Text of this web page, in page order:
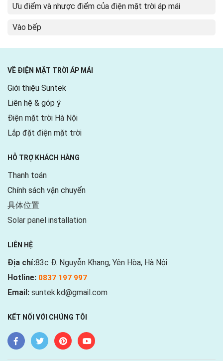
Ưu điểm và nhược điểm của điện mặt trời áp mái
Vào bếp
VỀ ĐIỆN MẶT TRỜI ÁP MÁI
Giới thiệu Suntek
Liên hệ & góp ý
Điện mặt trời Hà Nội
Lắp đặt điện mặt trời
HỖ TRỢ KHÁCH HÀNG
Thanh toán
Chính sách vận chuyển
具体位置
Solar panel installation
LIÊN HỆ
Địa chỉ:83c Đ. Nguyễn Khang, Yên Hòa, Hà Nội
Hotline: 0837 197 997
Email: suntek.kd@gmail.com
KẾT NỐI VỚI CHÚNG TÔI